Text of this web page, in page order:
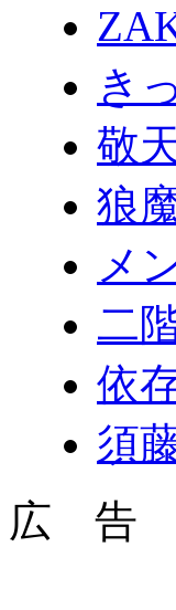
き
敬
狼
メ
二
依
須
広 告